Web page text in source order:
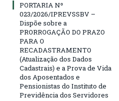
PORTARIA Nº
023/2026/IPREVSSBV –
Dispõe sobre a
PRORROGAÇÃO DO PRAZO
PARA O
RECADASTRAMENTO
(Atualização dos Dados
Cadastrais) e a Prova de Vida
dos Aposentados e
Pensionistas do Instituto de
Previdência dos Servidores